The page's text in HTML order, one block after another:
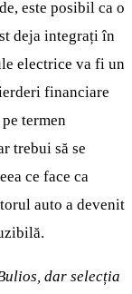
este posibil ca o
deja integrați în
electrice va fi un
financiare
termen
trebui să se
ce face ca
auto a devenit
dar selecția